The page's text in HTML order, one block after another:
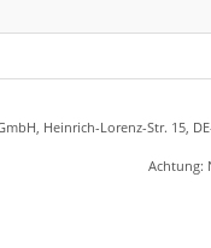
Heinrich-Lorenz-Str. 15,
Achtung: